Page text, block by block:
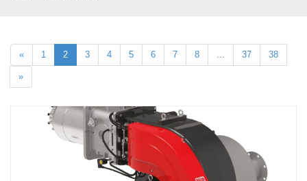
« 1 2 3 4 5 6 7 8 ... 37 38
»